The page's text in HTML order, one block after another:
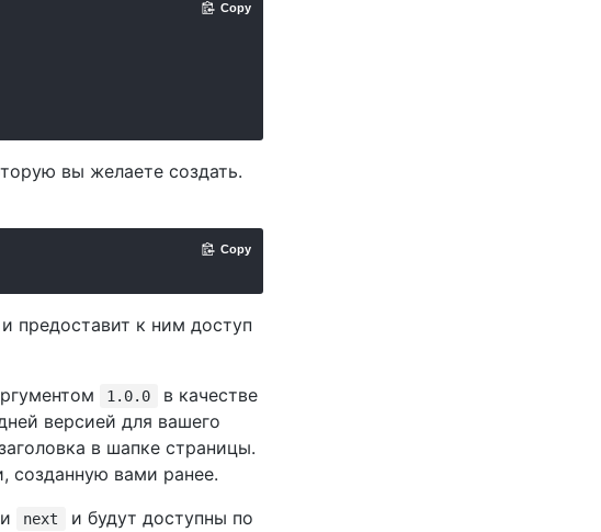
Copy
вы желаете создать.
Copy
и предоставит к ним доступ
1.0.0
в качестве
версией для вашего
в шапке страницы.
созданную вами ранее.
next
и будут доступны по